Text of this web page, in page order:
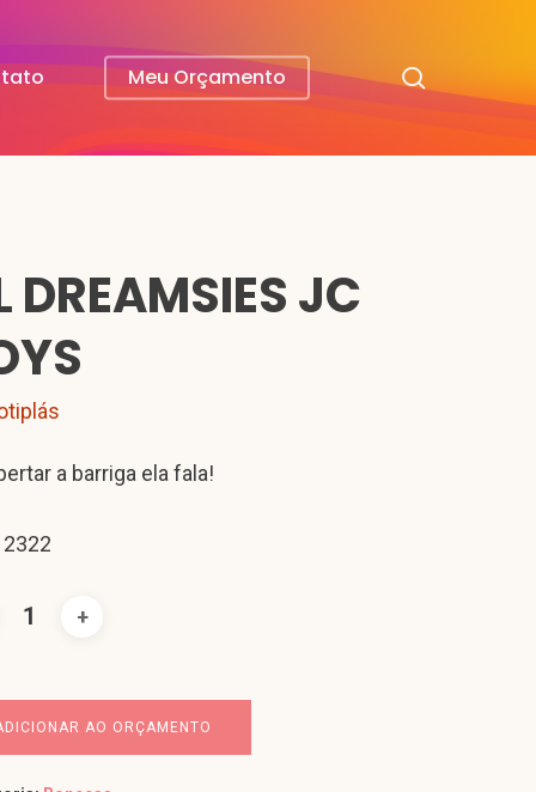
Meu Orçamento
DREAMSIES JC
a barriga ela fala!
2322
AO ORÇAMENTO